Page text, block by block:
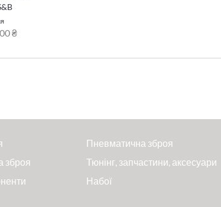
₴
Пневматична зброя
зброя Тюнінг, запчастини, аксесуари
Набої